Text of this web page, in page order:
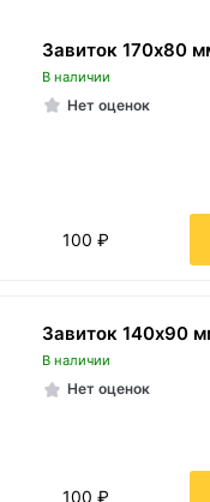
Завиток 170х80
В наличии
Нет оценок
100 ₽
Завиток 140х90
В наличии
Нет оценок
100 ₽